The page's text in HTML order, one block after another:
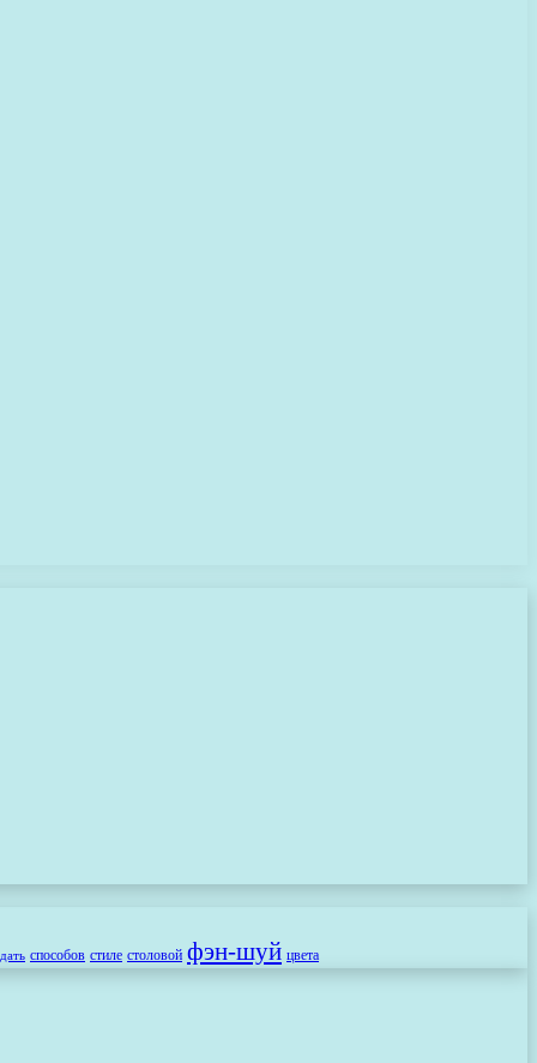
способов стиле столовой фэн-шуй цвета